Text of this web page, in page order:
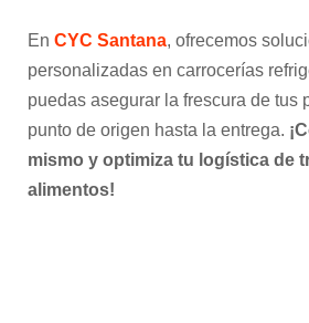
En CYC Santana, ofrecemos
personalizadas en carrocerías
puedas asegurar la frescura de tus
punto de origen hasta la entrega.
mismo y optimiza tu logística de
alimentos!